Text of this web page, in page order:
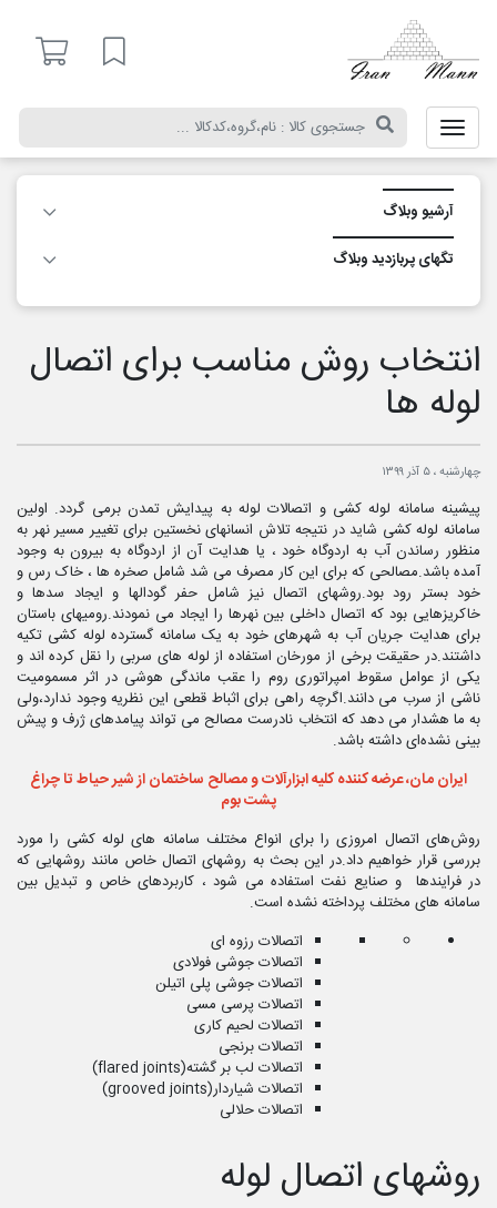
لیست مورد علاقه
آرشیو وبلاگ
تگ‎های پربازدید وبلاگ
انتخاب روش مناسب برای اتصال
لوله ها
چهارشنبه ، ۵ آذر ۱۳۹۹
پیشینه سامانه لوله کشی و اتصالات لوله به پیدایش تمدن برمی گردد. اولین
سامانه لوله کشی شاید در نتیجه تلاش انسانهای نخستین برای تغییر مسیر نهر به
منظور رساندن آب به اردوگاه خود ، یا هدایت آن از اردوگاه به بیرون به وجود
آمده باشد.مصالحی که برای این کار مصرف می شد شامل صخره ها ، خاک رس و
خود بستر رود بود.روشهای اتصال نیز شامل حفر گودالها و ایجاد سدها و
خاکریزهایی بود که اتصال داخلی بین نهرها را ایجاد می نمودند.رومیهای باستان
برای هدایت جریان آب به شهرهای خود به یک سامانه گسترده لوله کشی تکیه
داشتند.در حقیقت برخی از مورخان استفاده از لوله های سربی را نقل کرده اند و
یکی از عوامل سقوط امپراتوری روم را عقب ماندگی هوشی در اثر مسمومیت
ناشی از سرب می دانند.اگرچه راهی برای اثباط قطعی این نظریه وجود ندارد،ولی
به ما هشدار می دهد که انتخاب نادرست مصالح می تواند پیامدهای ژرف و پیش
بینی نشده‌ای داشته باشد.
ایران مان، عرضه کننده کلیه ابزارآلات و مصالح ساختمان از شیر حیاط تا چراغ
پشت بوم
روش‌های اتصال امروزی را برای انواع مختلف سامانه های لوله کشی را مورد
بررسی قرار خواهیم داد.در این بحث به روشهای اتصال خاص مانند روشهایی که
در فرایندها و صنایع نفت استفاده می شود ، کاربردهای خاص و تبدیل بین
سامانه های مختلف پرداخته نشده است.
اتصالات رزوه ای
اتصالات جوشی فولادی
اتصالات جوشی پلی اتیلن
اتصالات پرسی مسی
اتصالات لحیم کاری
اتصالات برنجی
اتصالات لب بر گشته(flared joints)
اتصالات شیاردار(grooved joints)
اتصالات حلالی
روشهای اتصال لوله